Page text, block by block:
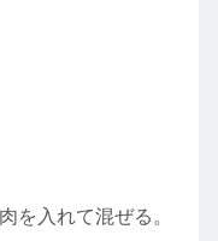
を入れて混ぜる。